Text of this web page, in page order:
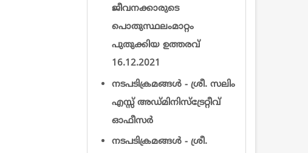
ജീവനക്കാരുടെ
പൊതുസ്ഥലംമാറ്റം
പുതുക്കിയ ഉത്തരവ്
16.12.2021
നടപടിക്രമങ്ങൾ - ശ്രീ. സലിം
എസ്സ് അഡ്മിനിസ്ട്രേറ്റീവ്
ഓഫീസര്‍
നടപടിക്രമങ്ങൾ - ശ്രീ.